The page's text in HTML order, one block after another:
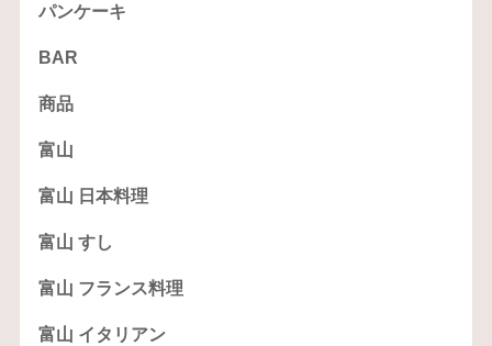
パンケーキ
BAR
商品
富山
富山 日本料理
富山 すし
富山 フランス料理
富山 イタリアン